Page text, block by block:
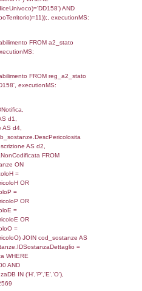
FROM
=
=
FROM
ON
=
=